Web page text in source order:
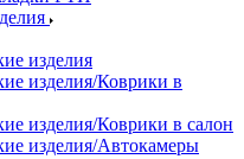
изделия
изделия/Коврики в
изделия/Коврики в салон
изделия/Автокамеры